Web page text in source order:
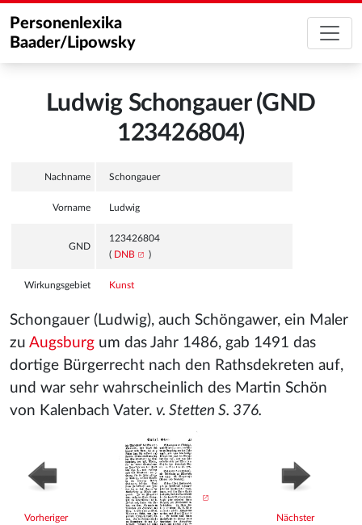
Personenlexika
Baader/Lipowsky
Ludwig Schongauer (GND
123426804)
Nachname Schongauer
Vorname Ludwig
GND
123426804
( DNB )
Wirkungsgebiet Kunst
Schongauer (Ludwig), auch Schöngawer, ein Maler
zu Augsburg um das Jahr 1486, gab 1491 das
dortige Bürgerrecht nach den Rathsdekreten auf,
und war sehr wahrscheinlich des Martin Schön
von Kalenbach Vater. v. Stetten S. 376.
Vorheriger
Nächster